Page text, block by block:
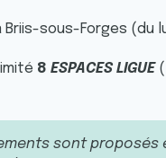
Briis-sous-Forges (du
8 ESPACES LIGUE
sont proposés